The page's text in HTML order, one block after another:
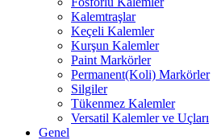
Kalemtraşlar
Keçeli Kalemler
Kurşun Kalemler
Paint Markörler
Permanent(Koli) Markörler
Silgiler
Tükenmez Kalemler
Versatil Kalemler ve Uçları
Genel